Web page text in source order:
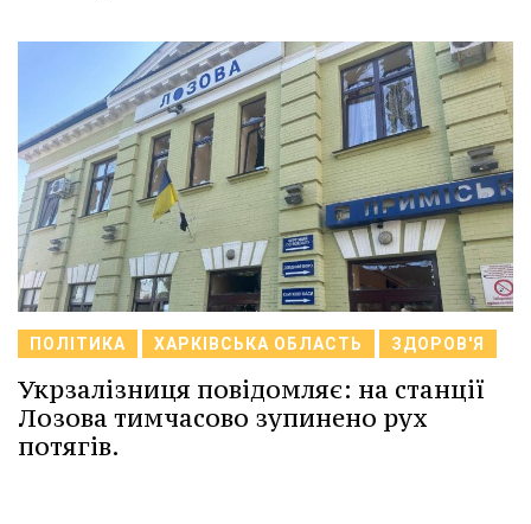
ПОЛІТИКА ХАРКІВСЬКА ОБЛАСТЬ ЗДОРОВ'Я
Укрзалізниця повідомляє: на станції
Лозова тимчасово зупинено рух
потягів.